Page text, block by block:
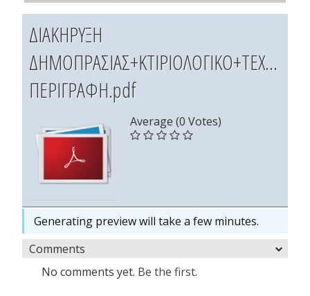
ΔΙΑΚΗΡΥΞΗ
ΔΗΜΟΠΡΑΣΙΑΣ+ΚΤΙΡΙΟΛΟΓΙΚΟ+ΤΕΧΝΙΚΗ
ΠΕΡΙΓΡΑΦΗ.pdf
Average (0 Votes)
Generating preview will take a few minutes.
Comments
No comments yet. Be the first.